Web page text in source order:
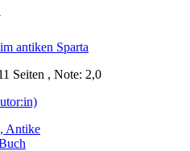
Seiten , Note: 2,0
Antike